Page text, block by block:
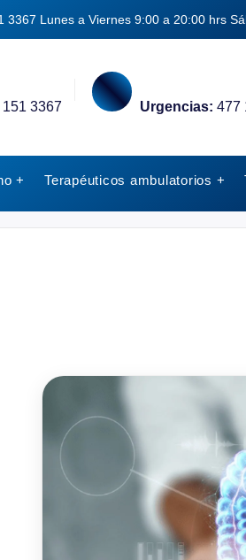
3367 Lunes a Viernes 9:00 a 20:00 hrs
3367 Urgencias: 477
+ Terapéuticos ambulatorios +